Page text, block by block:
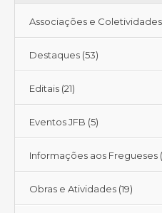
Associações e Coletividades
Destaques (53)
Editais (21)
Eventos JFB (5)
Informações aos Fregueses
Obras e Atividades (19)